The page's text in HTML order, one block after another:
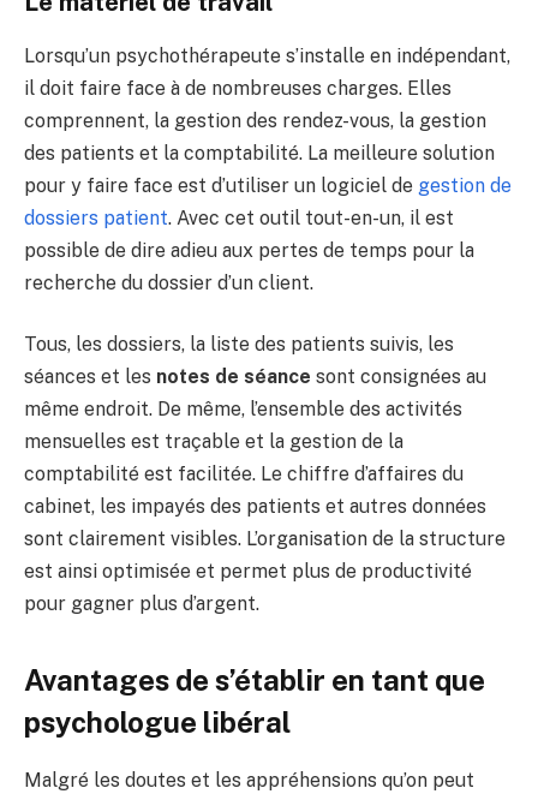
Lorsqu’un psychothérapeute s’installe en indépendant,
il doit faire face à de nombreuses charges. Elles
comprennent, la gestion des rendez-vous, la gestion
des patients et la comptabilité. La meilleure solution
pour y faire face est d’utiliser un logiciel de gestion de
dossiers patient. Avec cet outil tout-en-un, il est
possible de dire adieu aux pertes de temps pour la
recherche du dossier d’un client.
Tous, les dossiers, la liste des patients suivis, les
séances et les notes de séance sont consignées au
même endroit. De même, l’ensemble des activités
mensuelles est traçable et la gestion de la
comptabilité est facilitée. Le chiffre d’affaires du
cabinet, les impayés des patients et autres données
sont clairement visibles. L’organisation de la structure
est ainsi optimisée et permet plus de productivité
pour gagner plus d’argent.
Avantages de s’établir en tant que
psychologue libéral
Malgré les doutes et les appréhensions qu’on peut